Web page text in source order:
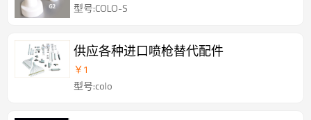
型号:COLO-S
供应各种进口喷枪替代配件
￥1
型号:colo